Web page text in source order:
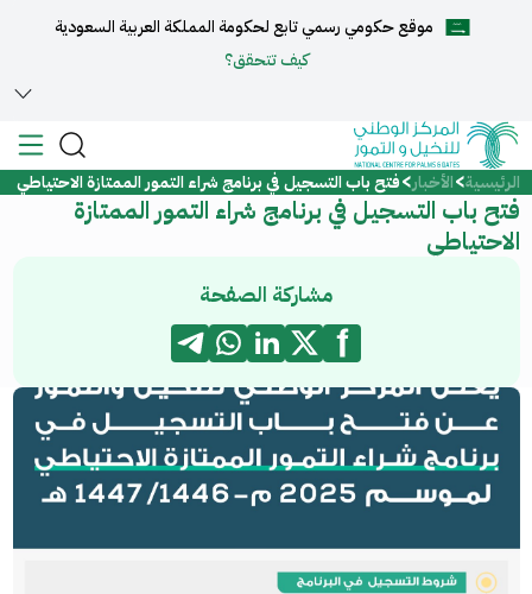
كيف تتحقق؟
English
الرئيسية
عن المركز
المركز الإعلامي
مركز الدعم والمساعدة
الرئيسية الأخبار فتح باب التسجيل في برنامج شراء التمور الممتازة الاحتياطي
فتح باب التسجيل في برنامج شراء التمور الممتازة
الاحتياطي
مشاركة الصفحة